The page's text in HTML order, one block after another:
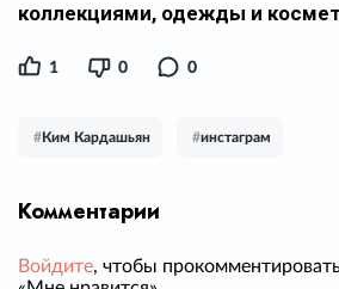
коллекциями, одежды и
1 0 0
#Ким Кардашьян #инстаграм
Комментарии
Войдите, чтобы